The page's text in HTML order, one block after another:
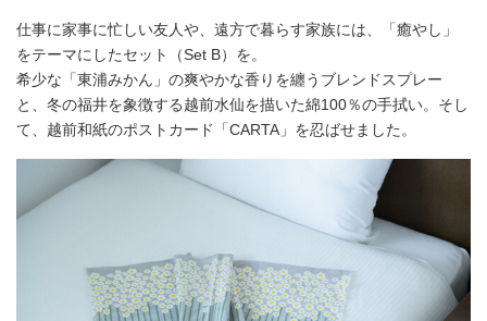
仕事に家事に忙しい友人や、遠方で暮らす家族には、「癒やし」
をテーマにしたセット（Set B）を。
希少な「東浦みかん」の爽やかな香りを纏うブレンドスプレー
と、冬の福井を象徴する越前水仙を描いた綿100％の手拭い。そし
て、越前和紙のポストカード「CARTA」を忍ばせました。